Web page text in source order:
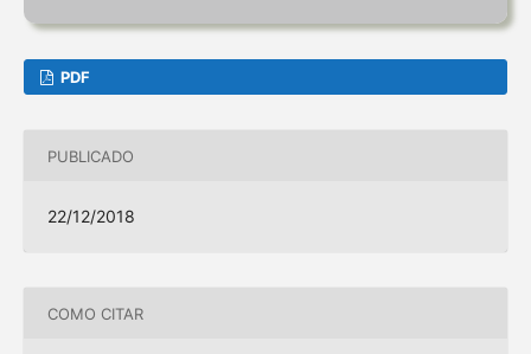
PDF
PUBLICADO
22/12/2018
COMO CITAR